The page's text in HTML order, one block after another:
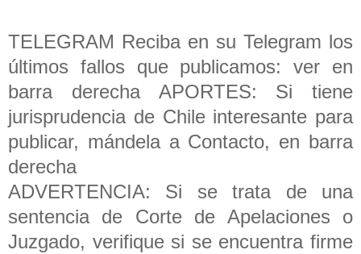
TELEGRAM Reciba en su Telegram los
últimos fallos que publicamos: ver en
barra derecha APORTES: Si tiene
jurisprudencia de Chile interesante para
publicar, mándela a Contacto, en barra
derecha
ADVERTENCIA: Si se trata de una
sentencia de Corte de Apelaciones o
Juzgado, verifique si se encuentra firme